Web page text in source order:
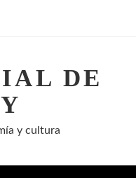
DE
y cultura